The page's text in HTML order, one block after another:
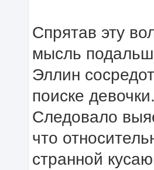
Спрятав эту
мысль
Эллин
поиске
Следовало
что
странной